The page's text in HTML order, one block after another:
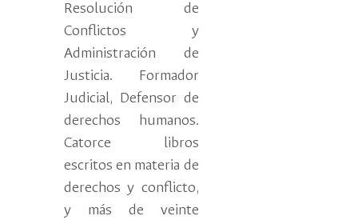
Resolución de
Conflictos y
Administración de
Justicia. Formador
Judicial, Defensor de
derechos humanos.
Catorce libros
escritos en materia de
derechos y conflicto,
y más de veinte